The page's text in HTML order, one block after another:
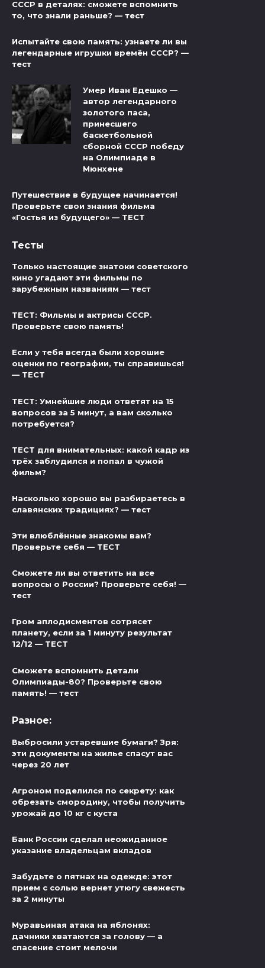
СССР в деталях: сможете вспомнить
то, что знали раньше? — тест
Испытайте свою память: узнаете ли вы
легендарные игрушки времён СССР? —
тест
Умер Иван Едешко —
автор легендарного
золотого паса,
принесшего
баскетбольной
сборной СССР победу
на Олимпиаде в
Мюнхене
Путешествие в будущее начинается!
Проверьте свои знания фильма
«Гостья из будущего» — ТЕСТ
Тесты
Только настоящие знатоки советского
кино угадают эти фильмы по
зарубежным названиям — тест
ТЕСТ: Фильмы и актрисы СССР.
Проверьте свою память!
Если у тебя всегда были хорошие
оценки по географии, ты справишься!
— ТЕСТ
ТЕСТ: Умнейшие люди ответят на 15
вопросов за 5 минут, а вам сколько
потребуется?
ТЕСТ для внимательных: какой кадр из
трёх заблудился и попал в чужой
фильм?
Насколько хорошо вы разбираетесь в
славянских традициях? — тест
Эти влюблённые знакомы вам?
Проверьте себя — ТЕСТ
Сможете ли вы ответить на все
вопросы о России? Проверьте себя! —
тест
Гром аплодисментов сотрясет
планету, если за 1 минуту результат
12/12 — ТЕСТ
Сможете вспомнить детали
Олимпиады-80? Проверьте свою
память! — тест
Разное:
Выбросили устаревшие бумаги? Зря:
эти документы на жилье спасут вас
через 20 лет
Агроном поделился по секрету: как
обрезать смородину, чтобы получить
урожай до 10 кг с куста
Банк России сделал неожиданное
указание владельцам вкладов
Забудьте о пятнах на одежде: этот
прием с солью вернет утюгу свежесть
за 2 минуты
Муравьиная атака на яблонях:
дачники хватаются за голову — а
спасение стоит мелочи